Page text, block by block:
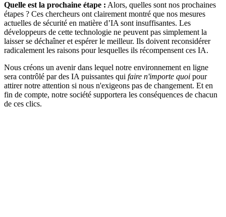
Quelle est la prochaine étape : Alors, quelles sont nos prochaines
étapes ? Ces chercheurs ont clairement montré que nos mesures
actuelles de sécurité en matière d’IA sont insuffisantes. Les
développeurs de cette technologie ne peuvent pas simplement la
laisser se déchaîner et espérer le meilleur. Ils doivent reconsidérer
radicalement les raisons pour lesquelles ils récompensent ces IA.
Nous créons un avenir dans lequel notre environnement en ligne
sera contrôlé par des IA puissantes qui faire n'importe quoi pour
attirer notre attention si nous n'exigeons pas de changement. Et en
fin de compte, notre société supportera les conséquences de chacun
de ces clics.